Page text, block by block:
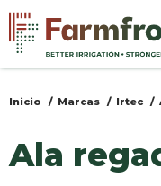
Pasar
contenido
principal
Usted
aquí
Inicio Marcas Irtec
Ala